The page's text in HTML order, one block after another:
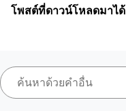
โพสต์ที่ดาวน์โหลดมาได้